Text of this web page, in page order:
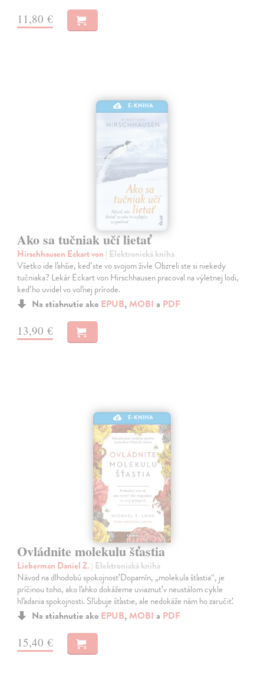
11,80 €
E-KNIHA
Ako sa tučniak učí lietať
Hirschhausen Eckart von | Elektronická kniha
Všetko ide ľahšie, keď ste vo svojom živle Obzreli ste si niekedy
tučniaka? Lekár Eckart von Hirschhausen pracoval na výletnej lodi,
keď ho uvidel vo voľnej prírode.
Na stiahnutie ako EPUB, MOBI a PDF
13,90 €
E-KNIHA
Ovládnite molekulu šťastia
Lieberman Daniel Z. | Elektronická kniha
Návod na dlhodobú spokojnosť Dopamín, „molekula šťastia“, je
príčinou toho, ako ľahko dokážeme uviaznuť v neustálom cykle
hľadania spokojnosti. Sľubuje šťastie, ale nedokáže nám ho zaručiť.
Na stiahnutie ako EPUB, MOBI a PDF
15,40 €